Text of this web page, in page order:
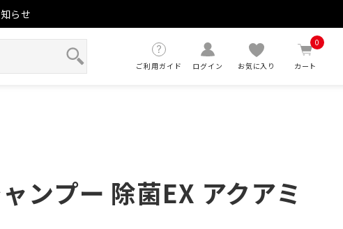
らせ
ご利用ガイド ログイン お気に入り カート
0
ンプー 除菌EX アクアミ